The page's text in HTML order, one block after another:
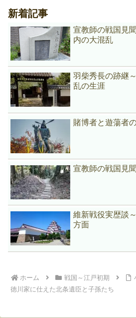
新着記事
宣教師の戦国見
内の大混乱
羽柴秀長の跡継
乱の生涯
賭博者と遊蕩者
宣教師の戦国見
維新戦役実歴談
方面
ホーム 戦国～江戸初期
徳川家に仕えた北条遺臣と子孫たち